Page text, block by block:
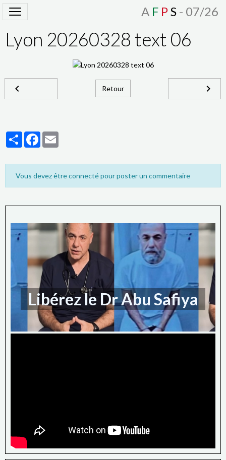
A F PS - 07/26
Lyon 20260328 text 06
Retour
PartagerFacebook
Vous devez être connecté pour poster un commentaire
Libérez le Dr Abu Safiya